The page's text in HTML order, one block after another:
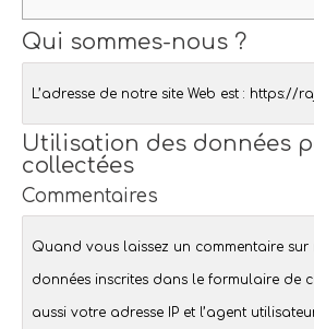
Qui sommes-nous ?
L’adresse de notre site Web est : https://
Utilisation des données
collectées
Commentaires
Quand vous laissez un commentaire sur
données inscrites dans le formulaire de
aussi votre adresse IP et l’agent